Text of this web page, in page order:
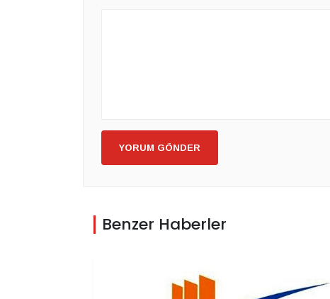
YORUM GÖNDER
Benzer Haberler